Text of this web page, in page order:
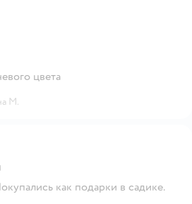
цвета
М.
как подарки в садике.